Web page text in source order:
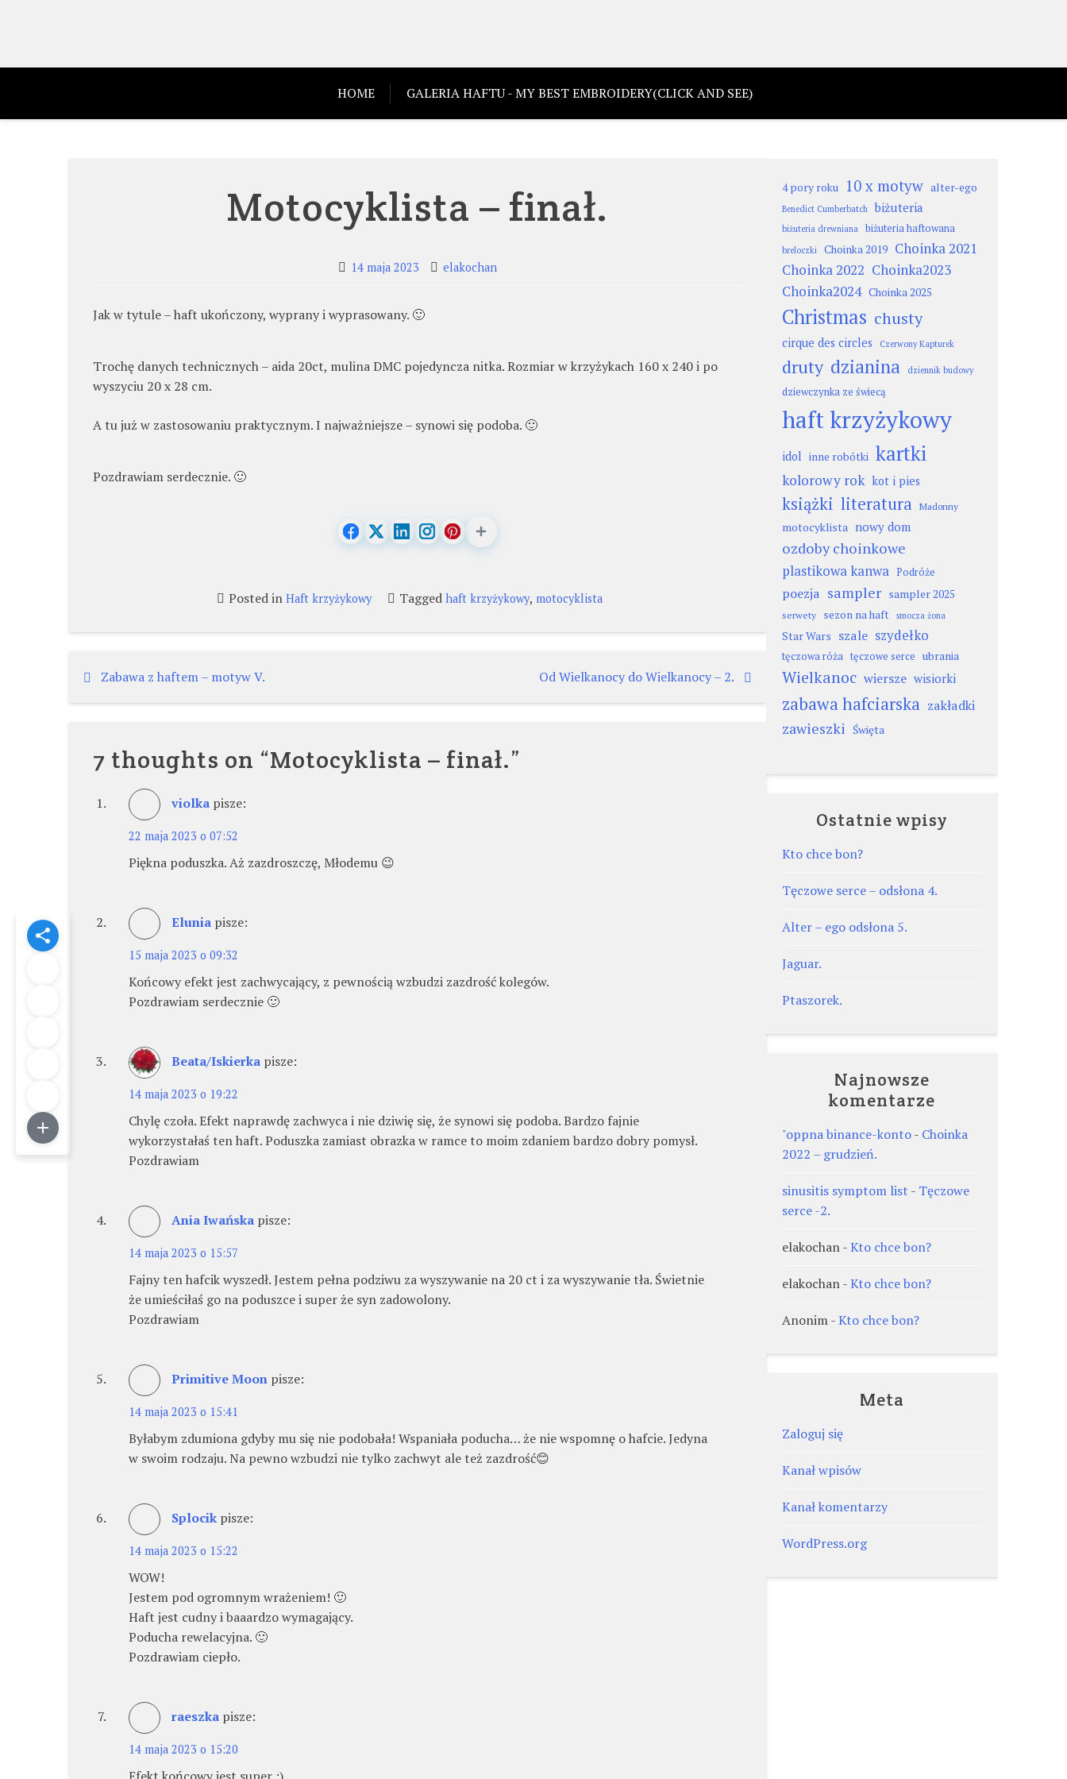
HOME GALERIA HAFTU - MY BEST EMBROIDERY(CLICK AND SEE)
Motocyklista – finał.
14 maja 2023 elakochan
Jak w tytule – haft ukończony, wyprany i wyprasowany. 🙂
Trochę danych technicznych – aida 20ct, mulina DMC pojedyncza nitka. Rozmiar w krzyżykach 160 x 240 i po
wyszyciu 20 x 28 cm.
A tu już w zastosowaniu praktycznym. I najważniejsze – synowi się podoba. 🙂
Pozdrawiam serdecznie. 🙂
Posted in Haft krzyżykowy Tagged haft krzyżykowy, motocyklista
Nawigacja
Zabawa z haftem – motyw V. Od Wielkanocy do Wielkanocy – 2.
7 thoughts on “Motocyklista – finał.”
violka pisze:
22 maja 2023 o 07:52
Piękna poduszka. Aż zazdroszczę, Młodemu 😉
Elunia pisze:
15 maja 2023 o 09:32
Końcowy efekt jest zachwycający, z pewnością wzbudzi zazdrość kolegów.
Pozdrawiam serdecznie 🙂
Beata/Iskierka pisze:
14 maja 2023 o 19:22
Chylę czoła. Efekt naprawdę zachwyca i nie dziwię się, że synowi się podoba. Bardzo fajnie
wykorzystałaś ten haft. Poduszka zamiast obrazka w ramce to moim zdaniem bardzo dobry pomysł.
Pozdrawiam
Ania Iwańska pisze:
14 maja 2023 o 15:57
Fajny ten hafcik wyszedł. Jestem pełna podziwu za wyszywanie na 20 ct i za wyszywanie tła. Świetnie
że umieściłaś go na poduszce i super że syn zadowolony.
Pozdrawiam
Primitive Moon pisze:
14 maja 2023 o 15:41
Byłabym zdumiona gdyby mu się nie podobała! Wspaniała poducha… że nie wspomnę o hafcie. Jedyna
w swoim rodzaju. Na pewno wzbudzi nie tylko zachwyt ale też zazdrość😊
Splocik pisze:
14 maja 2023 o 15:22
WOW!
Jestem pod ogromnym wrażeniem! 🙂
Haft jest cudny i baaardzo wymagający.
Poducha rewelacyjna. 🙂
Pozdrawiam ciepło.
raeszka pisze:
14 maja 2023 o 15:20
Efekt końcowy jest super :).
4 pory roku 10 x motyw alter-ego
Benedict Cumberbatch biżuteria
biżuteria drewniana biżuteria haftowana
breloczki Choinka 2019 Choinka 2021
Choinka 2022 Choinka2023
Choinka2024 Choinka 2025
Christmas chusty
cirque des circles Czerwony Kapturek
druty dzianina dziennik budowy
dziewczynka ze świecą
haft krzyżykowy
idol inne robótki kartki
kolorowy rok kot i pies
książki literatura Madonny
motocyklista nowy dom
ozdoby choinkowe
plastikowa kanwa Podróże
poezja sampler sampler 2025
serwety sezon na haft smocza żona
Star Wars szale szydełko
tęczowa róża tęczowe serce ubrania
Wielkanoc wiersze wisiorki
zabawa hafciarska zakładki
zawieszki Święta
Ostatnie wpisy
Kto chce bon?
Tęczowe serce – odsłona 4.
Alter – ego odsłona 5.
Jaguar.
Ptaszorek.
Najnowsze
komentarze
"oppna binance-konto- Choinka
2022 – grudzień.
sinusitis symptom list - Tęczowe
serce -2.
elakochan-Kto chce bon?
elakochan-Kto chce bon?
Anonim-Kto chce bon?
Meta
Zaloguj się
Kanał wpisów
Kanał komentarzy
WordPress.org